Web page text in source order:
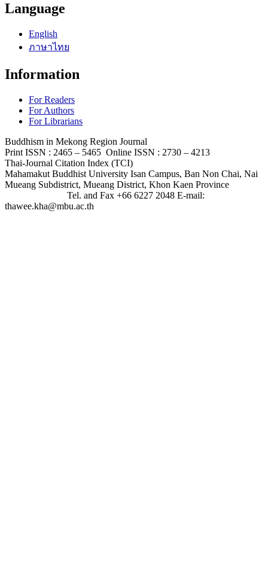
Language
English
ภาษาไทย
Information
For Readers
For Authors
For Librarians
Buddhism in Mekong Region Journal
Print ISSN : 2465 – 5465 Online ISSN : 2730 – 4213
Thai-Journal Citation Index (TCI)
Mahamakut Buddhist University Isan Campus, Ban Non Chai, Nai
Mueang Subdistrict, Mueang District, Khon Kaen Province
Tel. and Fax +66 6227 2048 E-mail:
thawee.kha@mbu.ac.th